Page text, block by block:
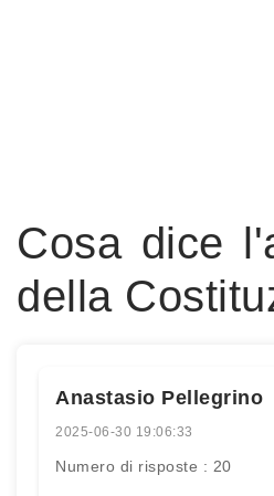
Cosa dice
della
Anastasio Pellegrino
2025-06-30 19:06:33
Numero di risposte : 20